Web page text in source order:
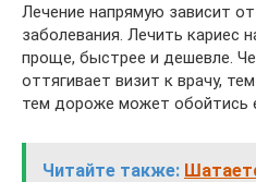
Лечение напрямую зависит
заболевания. Лечить кариес
проще, быстрее и дешевле.
оттягивает визит к врачу,
тем дороже может обойтись
Читайте также: